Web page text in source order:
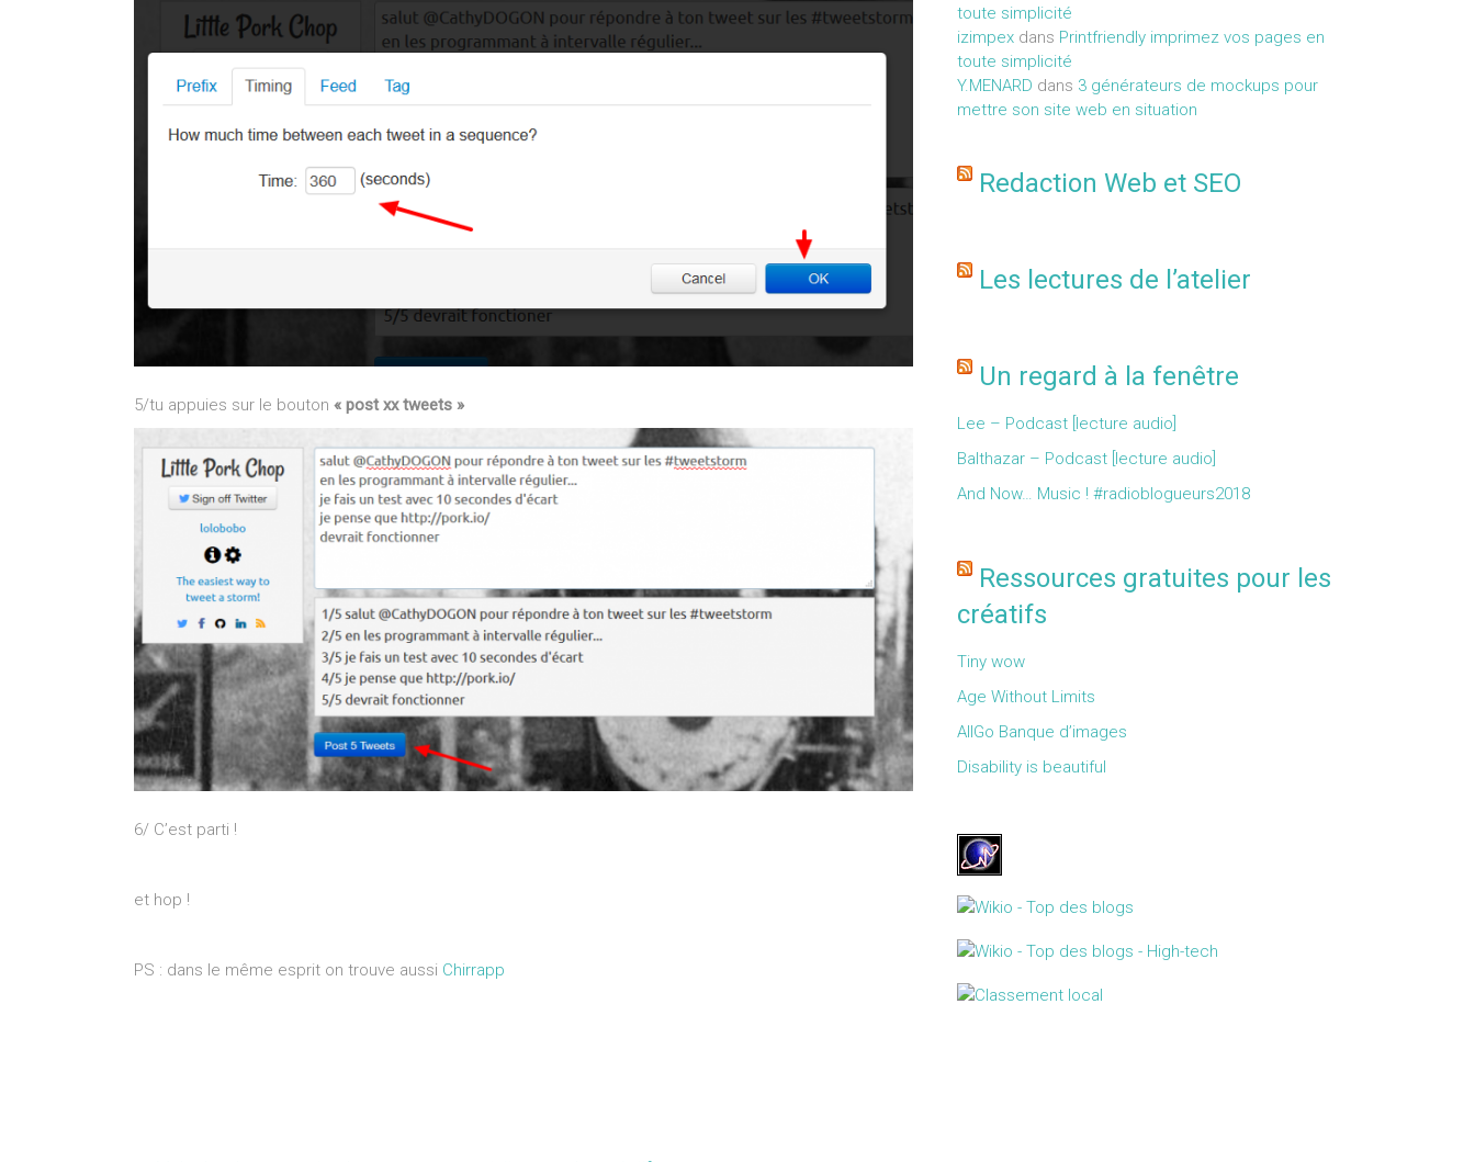
5/tu appuies sur le bouton « post xx tweets »
6/ C’est parti !
et hop !
PS : dans le même esprit on trouve aussi Chirrapp
toute simplicité
izimpex dans Printfriendly imprimez vos pages en
toute simplicité
Y.MENARD dans 3 générateurs de mockups pour
mettre son site web en situation
Redaction Web et SEO
Les lectures de l’atelier
Un regard à la fenêtre
Lee – Podcast [lecture audio]
Balthazar – Podcast [lecture audio]
And Now… Music ! #radioblogueurs2018
Ressources gratuites pour les
créatifs
Tiny wow
Age Without Limits
AllGo Banque d’images
Disability is beautiful